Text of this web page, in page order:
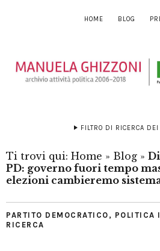
HOME BLOG
FILTRO DI RICERCA DEI
Ti trovi qui: Home » Blog »
PD: governo fuori tempo
elezioni cambieremo
PARTITO DEMOCRATICO , POLITICA
RICERCA